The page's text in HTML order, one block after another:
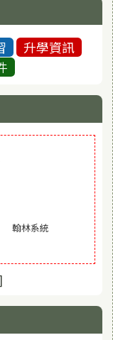
升學資訊
窗)
翰林系統(另開視窗)
開視窗)